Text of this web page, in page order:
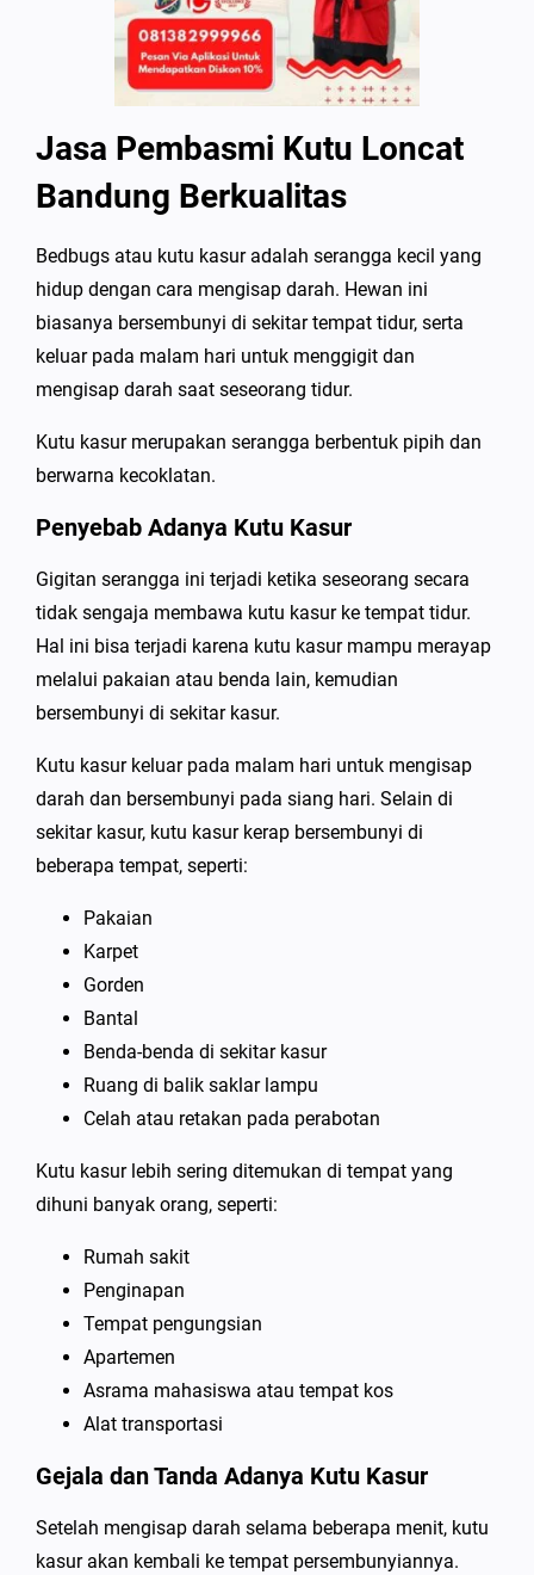
Jasa Pembasmi Kutu Loncat
Bandung Berkualitas
Bedbugs atau kutu kasur adalah serangga kecil yang
hidup dengan cara mengisap darah. Hewan ini
biasanya bersembunyi di sekitar tempat tidur, serta
keluar pada malam hari untuk menggigit dan
mengisap darah saat seseorang tidur.
Kutu kasur merupakan serangga berbentuk pipih dan
berwarna kecoklatan.
Penyebab Adanya Kutu Kasur
Gigitan serangga ini terjadi ketika seseorang secara
tidak sengaja membawa kutu kasur ke tempat tidur.
Hal ini bisa terjadi karena kutu kasur mampu merayap
melalui pakaian atau benda lain, kemudian
bersembunyi di sekitar kasur.
Kutu kasur keluar pada malam hari untuk mengisap
darah dan bersembunyi pada siang hari. Selain di
sekitar kasur, kutu kasur kerap bersembunyi di
beberapa tempat, seperti:
Pakaian
Karpet
Gorden
Bantal
Benda-benda di sekitar kasur
Ruang di balik saklar lampu
Celah atau retakan pada perabotan
Kutu kasur lebih sering ditemukan di tempat yang
dihuni banyak orang, seperti:
Rumah sakit
Penginapan
Tempat pengungsian
Apartemen
Asrama mahasiswa atau tempat kos
Alat transportasi
Gejala dan Tanda Adanya Kutu Kasur
Setelah mengisap darah selama beberapa menit, kutu
kasur akan kembali ke tempat persembunyiannya.